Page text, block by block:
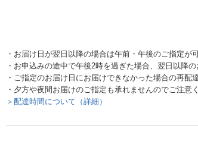
・お届け日が翌日以降の場合は午前・午後のご指定が
・お申込みの途中で午後2時を過ぎた場合、翌日以降の
・ご指定のお届け日にお届けできなかった場合の再配
・夕方や夜間お届けのご指定も承れませんのでご注
＞配達時間について（詳細）